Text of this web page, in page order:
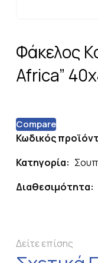
Φάκελος
Africa”
Compare
Κωδικός
Κατηγορία:
Διαθεσιμότητα:
Δείτε επίσης